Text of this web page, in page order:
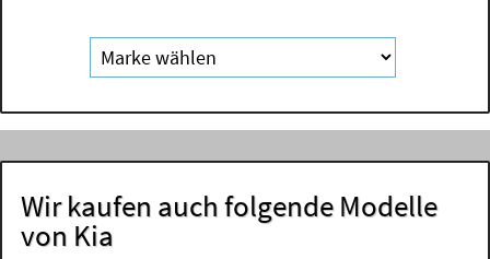
Wir kaufen auch folgende Modelle
von Kia